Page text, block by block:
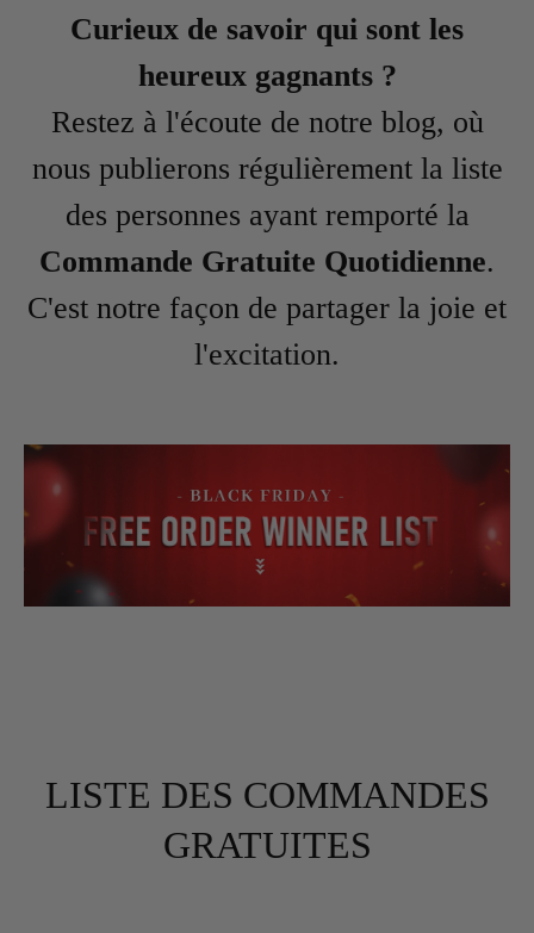
Curieux de savoir qui sont les
heureux gagnants ?
Restez à l'écoute de notre blog, où
nous publierons régulièrement la liste
des personnes ayant remporté la
Commande Gratuite Quotidienne.
C'est notre façon de partager la joie et
l'excitation.
LISTE DES COMMANDES
GRATUITES